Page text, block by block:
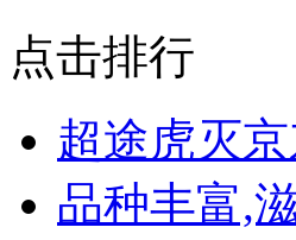
点击排行
超途虎灭
品种丰富,